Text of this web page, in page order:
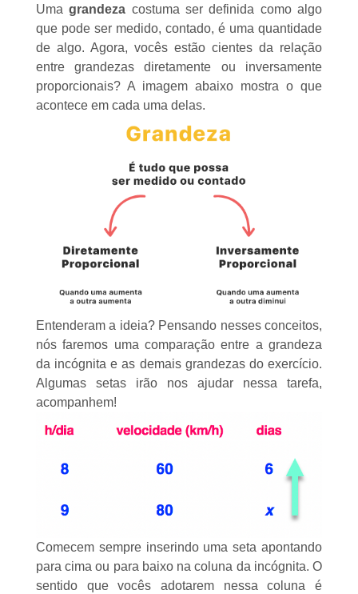
Umagrandeza costuma ser definida como algo
que pode ser medido, contado, é uma quantidade
de algo. Agora, vocês estão cientes da relação
entre grandezas diretamente ou inversamente
proporcionais? A imagem abaixo mostra o que
acontece em cada uma delas.
Entenderam a ideia? Pensando nesses conceitos,
nós faremos uma comparação entre a grandeza
da incógnita e as demais grandezas do exercício.
Algumas setas irão nos ajudar nessa tarefa,
acompanhem!
Comecem sempre inserindo uma seta apontando
para cima ou para baixo na coluna da incógnita. O
sentido que vocês adotarem nessa coluna é